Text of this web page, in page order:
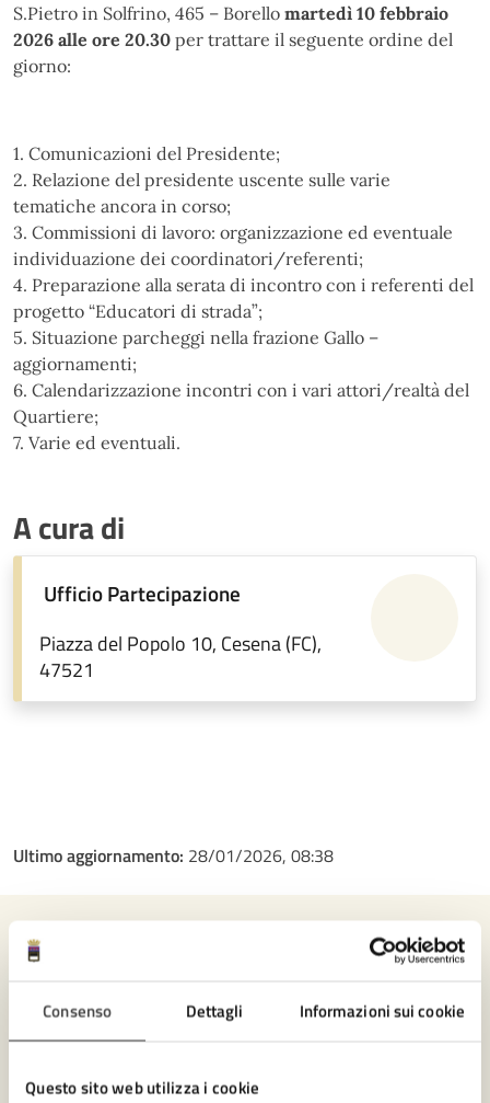
Consenso Dettagli Informazioni sui cookie
Questo sito web utilizza i cookie
S.Pietro in Solfrino, 465 – Borello martedì 10 febbraio
2026 alle ore 20.30 per trattare il seguente ordine del
giorno:
1. Comunicazioni del Presidente;
2. Relazione del presidente uscente sulle varie
tematiche ancora in corso;
3. Commissioni di lavoro: organizzazione ed eventuale
individuazione dei coordinatori/referenti;
4. Preparazione alla serata di incontro con i referenti del
progetto “Educatori di strada”;
5. Situazione parcheggi nella frazione Gallo –
aggiornamenti;
6. Calendarizzazione incontri con i vari attori/realtà del
Quartiere;
7. Varie ed eventuali.
A cura di
Ufficio Partecipazione
Piazza del Popolo 10, Cesena (FC),
47521
Ultimo aggiornamento: 28/01/2026, 08:38
Amministrazione